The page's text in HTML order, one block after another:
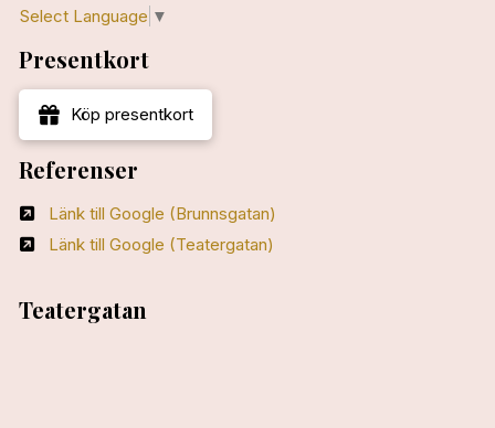
Select Language ▼
Presentkort
Köp presentkort
Referenser
Länk till Google (Brunnsgatan)
Länk till Google (Teatergatan)
Teatergatan